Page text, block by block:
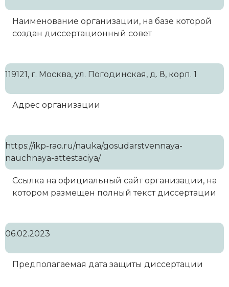
Наименование организации, на базе которой
создан диссертационный совет
119121, г. Москва, ул. Погодинская, д. 8, корп. 1
Адрес организации
https://ikp-rao.ru/nauka/gosudarstvennaya-
nauchnaya-attestaciya/
Ссылка на официальный сайт организации, на
котором размещен полный текст диссертации
06.02.2023
Предполагаемая дата защиты диссертации